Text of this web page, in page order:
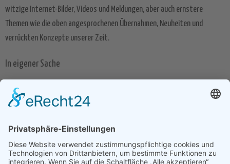
witzige Internet-Bilder, Videos und Meldungen, aber auch ernstere
Themen wie die oben angesprochenen Übernahmen, Neuheiten und
verrückten Konzepte unserer Zeit.
In eigener Sache
Natürlich sind wir teilweise auch in eigener Sache unterwegs und
informieren euch im Bereich Corporate über mögliche anstehende
lieber englischsprachige News lesen möchte, wird im Bereich Englisch
Search Engine News fündig.